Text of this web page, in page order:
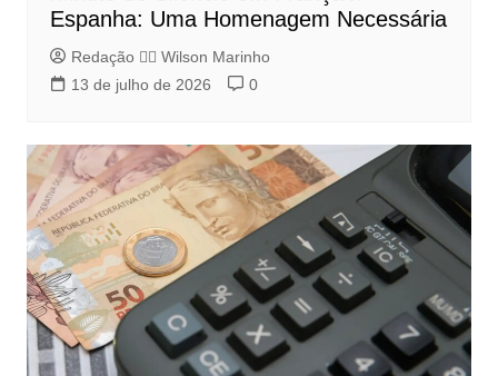
Espanha: Uma Homenagem Necessária
Redação 👨‍⚖️​ Wilson Marinho
13 de julho de 2026
0